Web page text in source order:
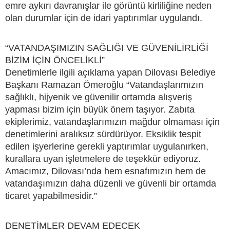
emre aykırı davranışlar ile görüntü kirliliğine neden
olan durumlar için de idari yaptırımlar uygulandı.
“VATANDAŞIMIZIN SAĞLIĞI VE GÜVENİLİRLİĞİ
BİZİM İÇİN ÖNCELİKLİ”
Denetimlerle ilgili açıklama yapan Dilovası Belediye
Başkanı Ramazan Ömeroğlu “Vatandaşlarımızın
sağlıklı, hijyenik ve güvenilir ortamda alışveriş
yapması bizim için büyük önem taşıyor. Zabıta
ekiplerimiz, vatandaşlarımızın mağdur olmaması için
denetimlerini aralıksız sürdürüyor. Eksiklik tespit
edilen işyerlerine gerekli yaptırımlar uygulanırken,
kurallara uyan işletmelere de teşekkür ediyoruz.
Amacımız, Dilovası’nda hem esnafımızın hem de
vatandaşımızın daha düzenli ve güvenli bir ortamda
ticaret yapabilmesidir.”
DENETİMLER DEVAM EDECEK